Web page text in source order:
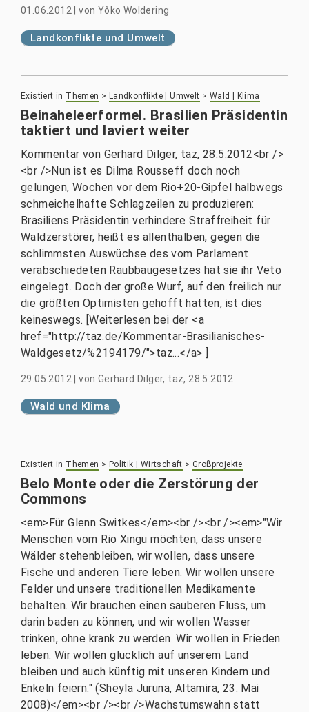
01.06.2012 |von Yôko Woldering
Landkonflikte und Umwelt
Existiert in Themen > Landkonflikte | Umwelt > Wald | Klima
Beinaheleerformel. Brasilien Präsidentin
taktiert und laviert weiter
Kommentar von Gerhard Dilger, taz, 28.5.2012<br />
<br />Nun ist es Dilma Rousseff doch noch
gelungen, Wochen vor dem Rio+20-Gipfel halbwegs
schmeichelhafte Schlagzeilen zu produzieren:
Brasiliens Präsidentin verhindere Straffreiheit für
Waldzerstörer, heißt es allenthalben, gegen die
schlimmsten Auswüchse des vom Parlament
verabschiedeten Raubbaugesetzes hat sie ihr Veto
eingelegt. Doch der große Wurf, auf den freilich nur
die größten Optimisten gehofft hatten, ist dies
keineswegs. [Weiterlesen bei der <a
href="http://taz.de/Kommentar-Brasilianisches-
Waldgesetz/%2194179/">taz...</a> ]
29.05.2012 |von Gerhard Dilger, taz, 28.5.2012
Wald und Klima
Existiert in Themen > Politik | Wirtschaft >Großprojekte
Belo Monte oder die Zerstörung der
Commons
<em>Für Glenn Switkes</em><br /><br /><em>"Wir
Menschen vom Rio Xingu möchten, dass unsere
Wälder stehenbleiben, wir wollen, dass unsere
Fische und anderen Tiere leben. Wir wollen unsere
Felder und unsere traditionellen Medikamente
behalten. Wir brauchen einen sauberen Fluss, um
darin baden zu können, und wir wollen Wasser
trinken, ohne krank zu werden. Wir wollen in Frieden
leben. Wir wollen glücklich auf unserem Land
bleiben und auch künftig mit unseren Kindern und
Enkeln feiern." (Sheyla Juruna, Altamira, 23. Mai
2008)</em><br /><br />Wachstumswahn statt